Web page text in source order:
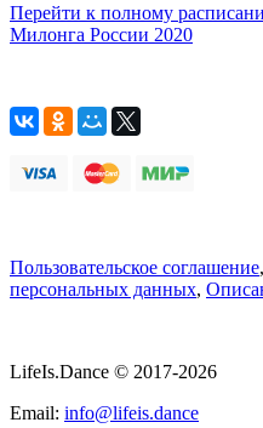
Перейти к полному
Милонга России 2020
Пользовательское соглашение,
персональных данных,
LifeIs.Dance © 2017-2026
Email: info@lifeis.dance